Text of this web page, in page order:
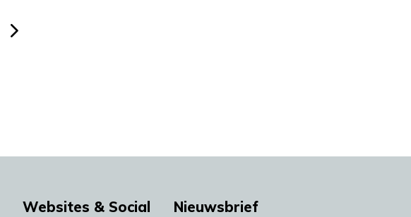
Websites & Social Nieuwsbrief